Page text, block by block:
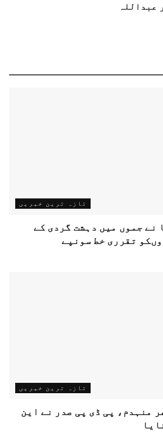
عبداللہ
تازہ ترین خبریں
نے جموں میں دہشت گردی کے
تقرری خط سونپے
تازہ ترین خبریں
منہدم، پی ڈی پی صدر نے این